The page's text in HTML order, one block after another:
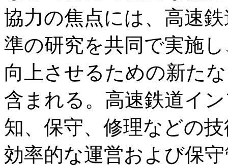
協力の焦点には、高速
準の研究を共同で実施
向上させるための新た
含まれる。高速鉄道イ
知、保守、修理などの
効率的な運営および保